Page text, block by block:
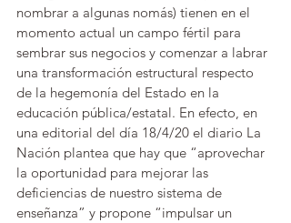
nombrar a algunas nomás) tienen en el
momento actual un campo fértil para
sembrar sus negocios y comenzar a labrar
una transformación estructural respecto
de la hegemonía del Estado en la
educación pública/estatal. En efecto, en
una editorial del día 18/4/20 el diario La
Nación plantea que hay que “aprovechar
la oportunidad para mejorar las
deficiencias de nuestro sistema de
enseñanza” y propone “impulsar un